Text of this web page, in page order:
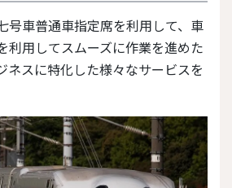
利用してスムーズに作業を進めた
ネスに特化した様々なサービスを